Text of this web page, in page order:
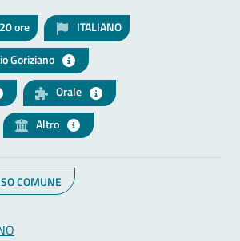
20 ore
ITALIANO
Goriziano
Orale
Altro
COMUNE